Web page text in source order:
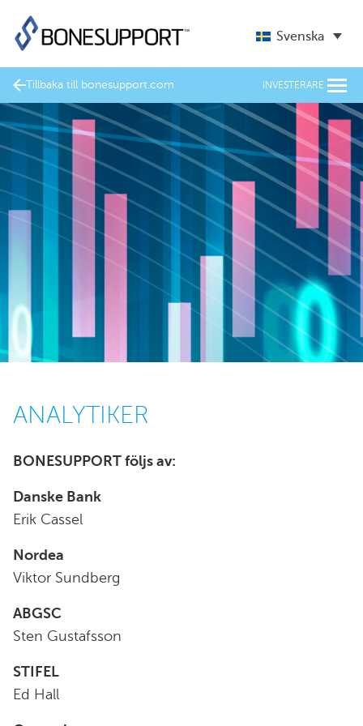
Svenska
Tillbaka till bonesupport.com INVESTERARE
ANALYTIKER
BONESUPPORT följs av:
Danske Bank
Erik Cassel
Nordea
Viktor Sundberg
ABGSC
Sten Gustafsson
STIFEL
Ed Hall